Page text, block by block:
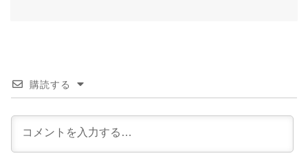
購読する